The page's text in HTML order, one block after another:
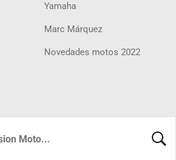
Yamaha
Marc Márquez
Novedades motos 2022